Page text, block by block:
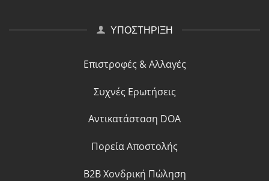
ΥΠΟΣΤΗΡΙΞΗ
Επιστροφές & Αλλαγές
Συχνές Ερωτήσεις
Αντικατάσταση DOA
Πορεία Αποστολής
B2B Χονδρική Πώληση